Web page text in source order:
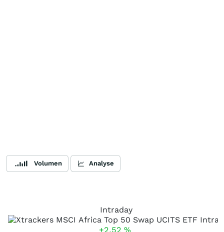
Volumen Analyse
Intraday
+2,52 %